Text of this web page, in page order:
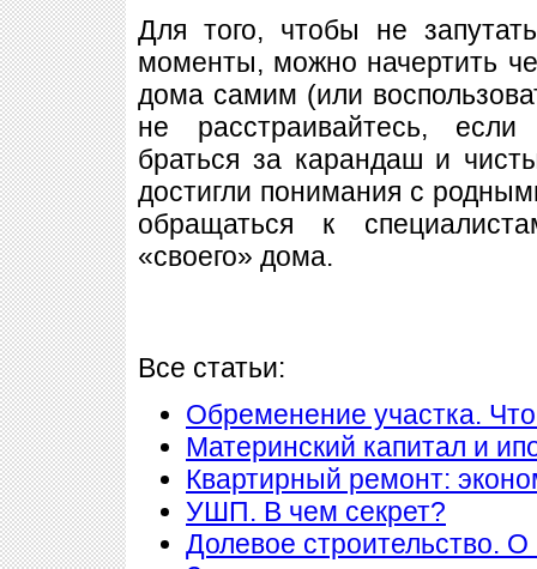
Для того, чтобы не
моменты, можно начертить
дома самим (или
не расстраивайтесь,
браться за карандаш и
достигли понимания с
обращаться к
«своего» дома.
Все статьи:
Обременение участка.
Материнский капитал и
Квартирный ремонт:
УШП. В чем секрет?
Долевое строительство.